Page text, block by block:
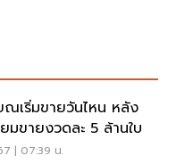
ณเริ่มขายวันไหน หลัง
มขายงวดละ 5 ล้านใบ
| 07:39 น.